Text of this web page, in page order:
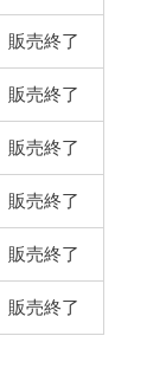
販売終了
販売終了
販売終了
販売終了
販売終了
販売終了